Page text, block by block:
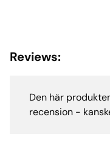
Reviews:
Den här
recension -